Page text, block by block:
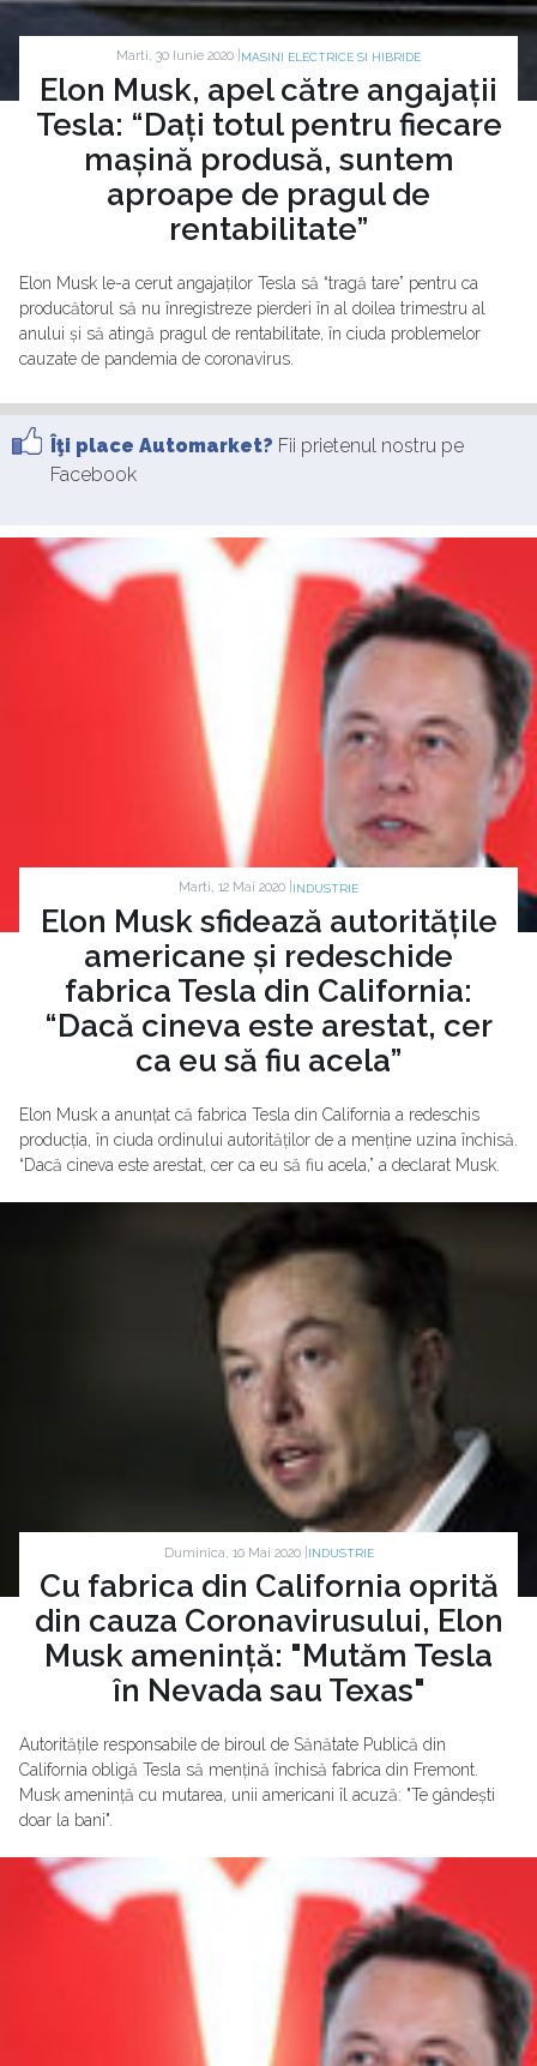
Marti, 30 Iunie 2020 | MASINI ELECTRICE SI HIBRIDE
Elon Musk, apel către angajații
Tesla: “Dați totul pentru fiecare
mașină produsă, suntem
aproape de pragul de
rentabilitate”
Elon Musk le-a cerut angajaților Tesla să “tragă tare” pentru ca
producătorul să nu înregistreze pierderi în al doilea trimestru al
anului și să atingă pragul de rentabilitate, în ciuda problemelor
cauzate de pandemia de coronavirus.
Îţi place Automarket? Fii prietenul nostru pe
Facebook
Marti, 12 Mai 2020 | INDUSTRIE
Elon Musk sfidează autoritățile
americane și redeschide
fabrica Tesla din California:
“Dacă cineva este arestat, cer
ca eu să fiu acela”
Elon Musk a anunțat că fabrica Tesla din California a redeschis
producția, în ciuda ordinului autorităților de a menține uzina închisă.
“Dacă cineva este arestat, cer ca eu să fiu acela,” a declarat Musk.
Duminica, 10 Mai 2020 | INDUSTRIE
Cu fabrica din California oprită
din cauza Coronavirusului, Elon
Musk amenință: "Mutăm Tesla
în Nevada sau Texas"
Autoritățile responsabile de biroul de Sănătate Publică din
California obligă Tesla să mențină închisă fabrica din Fremont.
Musk amenință cu mutarea, unii americani îl acuză: "Te gândești
doar la bani".